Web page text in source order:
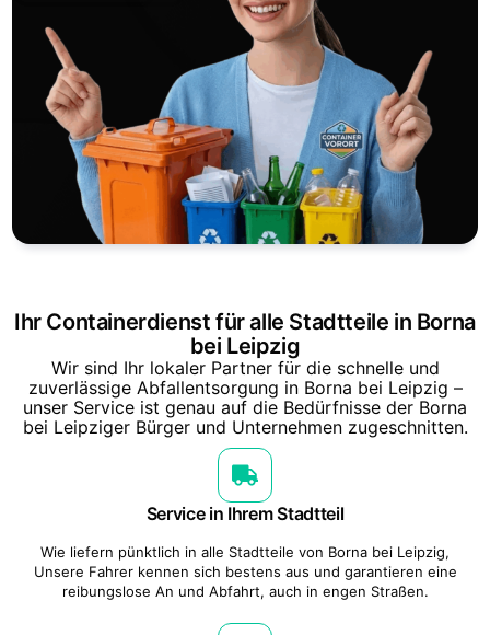
Ihr Containerdienst für alle Stadtteile in Borna
bei Leipzig
Wir sind Ihr lokaler Partner für die schnelle und
zuverlässige Abfallentsorgung in Borna bei Leipzig –
unser Service ist genau auf die Bedürfnisse der Borna
bei Leipziger Bürger und Unternehmen zugeschnitten.
Service in Ihrem Stadtteil
Wie liefern pünktlich in alle Stadtteile von Borna bei Leipzig,
Unsere Fahrer kennen sich bestens aus und garantieren eine
reibungslose An und Abfahrt, auch in engen Straßen.